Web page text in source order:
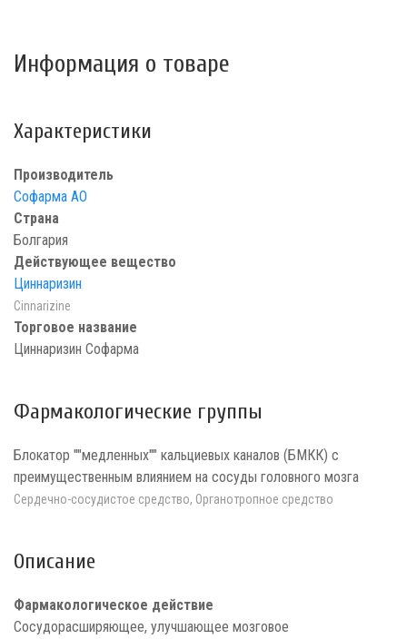
Информация о товаре
Характеристики
Производитель
Софарма АО
Страна
Болгария
Действующее вещество
Циннаризин
Cinnarizine
Торговое название
Циннаризин Софарма
Фармакологические группы
Блокатор ""медленных"" кальциевых каналов (БМКК) с
преимущественным влиянием на сосуды головного мозга
Сердечно-сосудистое средство, Органотропное средство
Описание
Фармакологическое действие
Сосудорасширяющее, улучшающее мозговое